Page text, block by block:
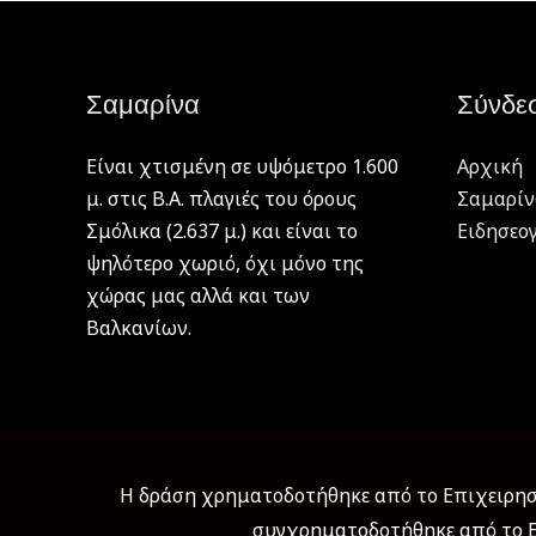
Σαμαρίνα
Είναι χτισμένη σε υψόμετρο 1.600
μ. στις Β.Α. πλαγιές του όρους
Σμόλικα (2.637 μ.) και είναι το
ψηλότερο χωριό, όχι μόνο της
χώρας μας αλλά και των
Βαλκανίων.
Αρχική
Η δράση χρηματοδοτήθηκε από το
συγχρηματοδοτήθηκε από το